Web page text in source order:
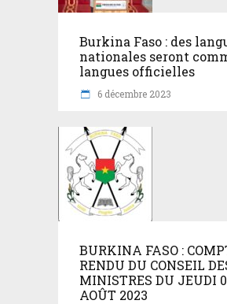
Burkina Faso : des
nationales seront
langues officielles
6 décembre 2023
BURKINA FASO :
RENDU DU CONSEIL
MINISTRES DU JEUDI
AOÛT 2023